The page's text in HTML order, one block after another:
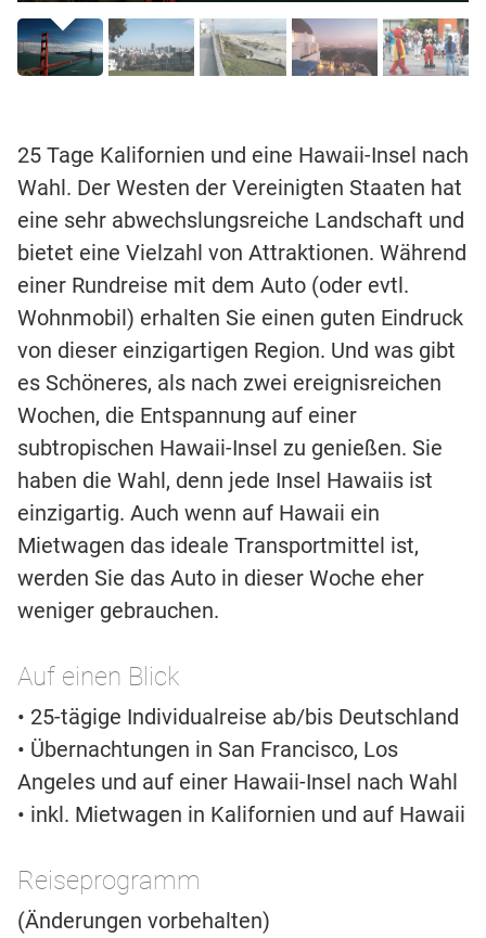
25 Tage Kalifornien und eine Hawaii-Insel nach
Wahl. Der Westen der Vereinigten Staaten hat
eine sehr abwechslungsreiche Landschaft und
bietet eine Vielzahl von Attraktionen. Während
einer Rundreise mit dem Auto (oder evtl.
Wohnmobil) erhalten Sie einen guten Eindruck
von dieser einzigartigen Region. Und was gibt
es Schöneres, als nach zwei ereignisreichen
Wochen, die Entspannung auf einer
subtropischen Hawaii-Insel zu genießen. Sie
haben die Wahl, denn jede Insel Hawaiis ist
einzigartig. Auch wenn auf Hawaii ein
Mietwagen das ideale Transportmittel ist,
werden Sie das Auto in dieser Woche eher
weniger gebrauchen.
Auf einen Blick
• 25-tägige Individualreise ab/bis Deutschland
• Übernachtungen in San Francisco, Los
Angeles und auf einer Hawaii-Insel nach Wahl
• inkl. Mietwagen in Kalifornien und auf Hawaii
Reiseprogramm
(Änderungen vorbehalten)